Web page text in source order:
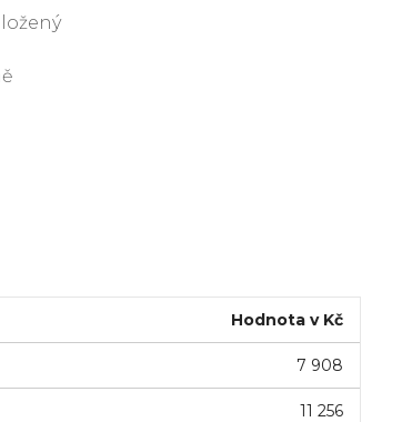
Hodnota v Kč
7 908
11 256